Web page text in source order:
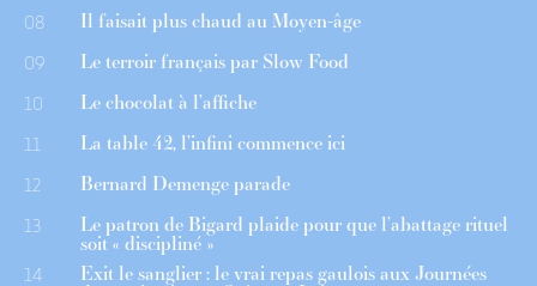
08 Il faisait plus chaud au Moyen-âge
09 Le terroir français par Slow Food
10 Le chocolat à l’affiche
11 La table 42, l’infini commence ici
12 Bernard Demenge parade
13 Le patron de Bigard plaide pour que l’abattage rituel
soit « discipliné »
14 Exit le sanglier : le vrai repas gaulois aux Journées